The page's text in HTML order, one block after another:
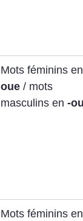
Mots féminins en
oue / mots
masculins en -ou
Mots féminins en